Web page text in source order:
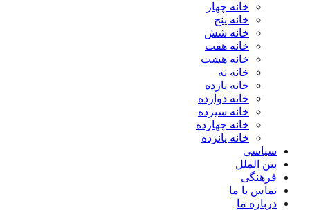
خانه چهار
خانه پنج
خانه شش
خانه هفت
خانه هشت
خانه نه
خانه یازده
خانه دوازده
خانه سیزده
خانه چهارده
خانه پانزده
سیاسی
بین الملل
فرهنگی
تماس با ما
درباره ما